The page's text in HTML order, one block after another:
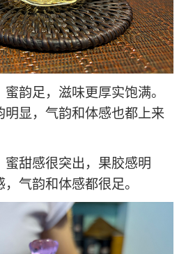
韵足，滋味更厚实饱满。
明显，气韵和体感也都上来
蜜甜感很突出，果胶感明
气韵和体感都很足。